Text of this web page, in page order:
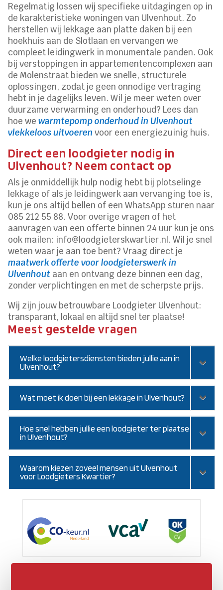
Regelmatig lossen wij specifieke uitdagingen op in
de karakteristieke woningen van Ulvenhout. Zo
herstellen wij lekkage aan platte daken bij een
hoekhuis aan de Slotlaan en vervangen we
compleet leidingwerk in monumentale panden. Ook
bij verstoppingen in appartementencomplexen aan
de Molenstraat bieden we snelle, structurele
oplossingen, zodat je geen onnodige vertraging
hebt in je dagelijks leven. Wil je meer weten over
duurzame verwarming en onderhoud? Lees dan
hoe wewarmtepomp onderhoud in Ulvenhout
vlekkeloos uitvoeren voor een energiezuinig huis.
Direct een loodgieter nodig in
Ulvenhout? Neem contact op
Als je onmiddellijk hulp nodig hebt bij plotselinge
lekkage of als je leidingwerk aan vervanging toe is,
kun je ons altijd bellen of een WhatsApp sturen naar
085 212 55 88. Voor overige vragen of het
aanvragen van een offerte binnen 24 uur kun je ons
ook mailen: info@loodgieterskwartier.nl. Wil je snel
weten waar je aan toe bent? Vraag direct je
maatwerk offerte voor loodgieterswerk in
Ulvenhout aan en ontvang deze binnen een dag,
zonder verplichtingen en met de scherpste prijs.
Wij zijn jouw betrouwbare Loodgieter Ulvenhout:
transparant, lokaal en altijd snel ter plaatse!
Meest gestelde vragen
Welke loodgietersdiensten bieden jullie aan in
Ulvenhout?
Wat moet ik doen bij een lekkage in Ulvenhout?
Hoe snel hebben jullie een loodgieter ter plaatse
in Ulvenhout?
Waarom kiezen zoveel mensen uit Ulvenhout
voor Loodgieters Kwartier?